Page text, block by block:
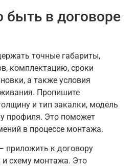
быть в договоре
точные габариты,
комплектацию, сроки
а также условия
Пропишите
и тип закалки, модель
профиля. Это поможет
в процессе монтажа.
приложить к договору
схему монтажа. Это